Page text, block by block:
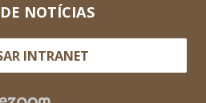
NOTÍCIAS
INTRANET